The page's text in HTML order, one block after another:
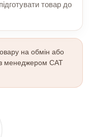
товар до
на обмін або
з менеджером CAT